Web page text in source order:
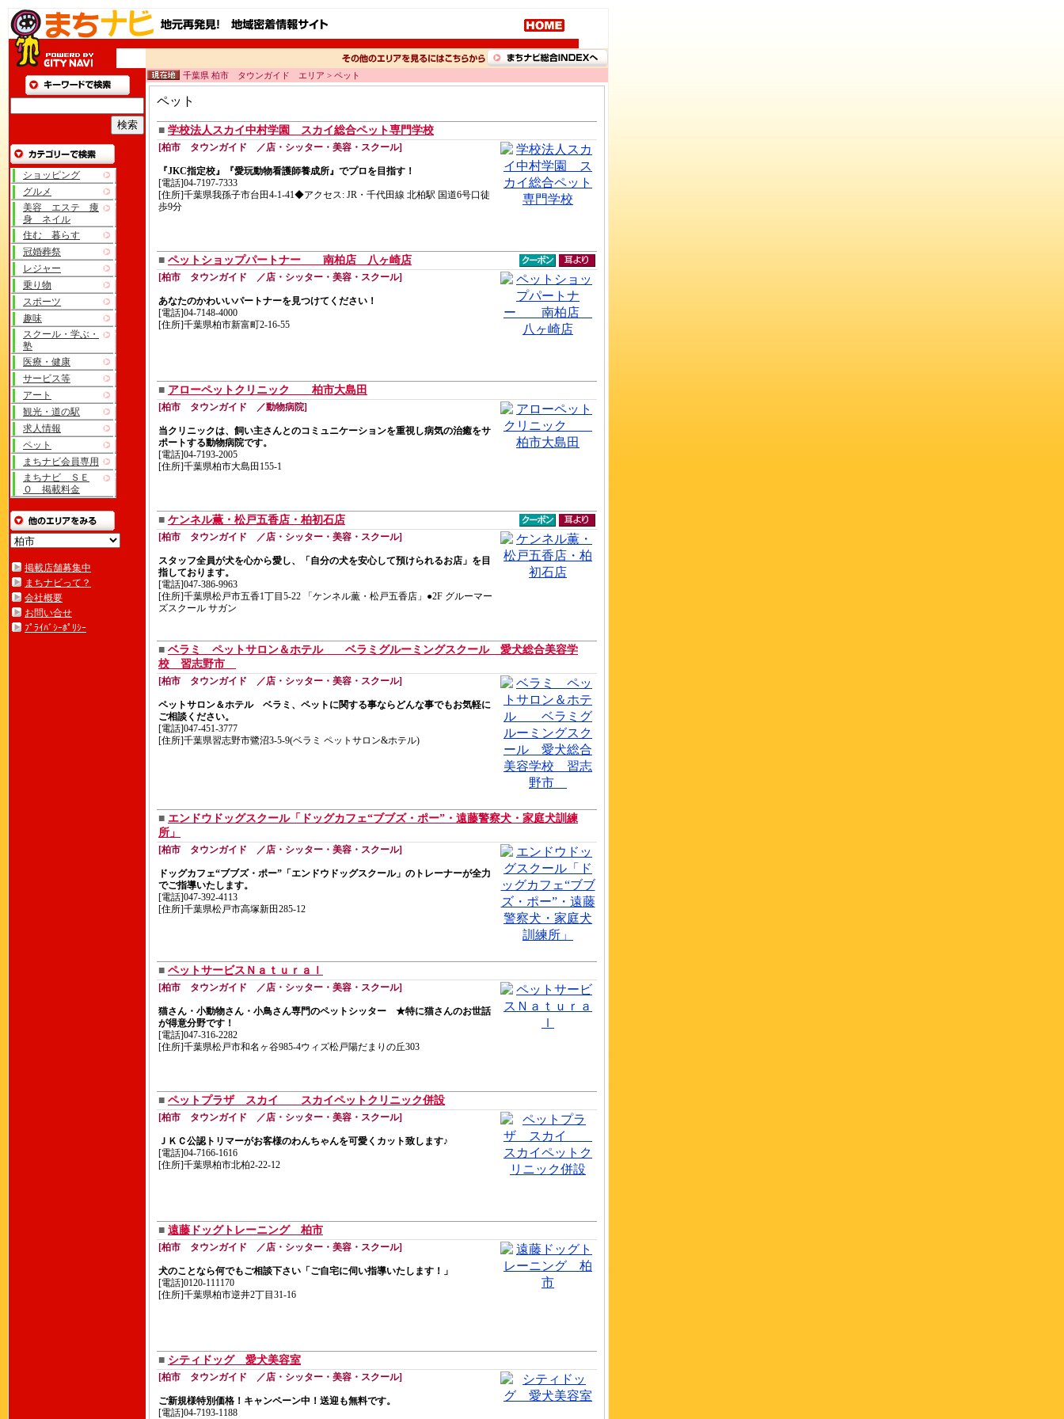
ショッピング
グルメ
美容 エステ 痩
身 ネイル
住む 暮らす
冠婚葬祭
レジャー
乗り物
スポーツ
趣味
スクール・学ぶ・
塾
医療・健康
サービス等
アート
観光・道の駅
求人情報
ペット
まちナビ会員専用
まちナビ ＳＥ
Ｏ 掲載料金
掲載店舗募集中
まちナビって？
会社概要
お問い合せ
ﾌﾟﾗｲﾊﾞｼｰﾎﾟﾘｼｰ
千葉県 柏市 タウンガイド エリア > ペット
ペット
■ 学校法人スカイ中村学園 スカイ総合ペット専門学校
[柏市 タウンガイド ／店・シッター・美容・スクール]
『JKC指定校』『愛玩動物看護師養成所』でプロを目指す！
[電話]04-7197-7333
[住所]千葉県我孫子市台田4-1-41◆アクセス: JR・千代田線 北柏駅 国道6号口徒
歩9分
■ ペットショップパートナー 南柏店 八ヶ崎店
[柏市 タウンガイド ／店・シッター・美容・スクール]
あなたのかわいいパートナーを見つけてください！
[電話]04-7148-4000
[住所]千葉県柏市新富町2-16-55
■ アローペットクリニック 柏市大島田
[柏市 タウンガイド ／動物病院]
当クリニックは、飼い主さんとのコミュニケーションを重視し病気の治癒をサ
ポートする動物病院です。
[電話]04-7193-2005
[住所]千葉県柏市大島田155-1
■ ケンネル薫・松戸五香店・柏初石店
[柏市 タウンガイド ／店・シッター・美容・スクール]
スタッフ全員が犬を心から愛し、「自分の犬を安心して預けられるお店」を目
指しております。
[電話]047-386-9963
[住所]千葉県松戸市五香1丁目5-22 「ケンネル薫・松戸五香店」●2F グルーマー
ズスクール サガン
■ ベラミ ペットサロン＆ホテル ベラミグルーミングスクール 愛犬総合美容学
校 習志野市
[柏市 タウンガイド ／店・シッター・美容・スクール]
ペットサロン＆ホテル ベラミ、ペットに関する事ならどんな事でもお気軽に
ご相談ください。
[電話]047-451-3777
[住所]千葉県習志野市鷺沼3-5-9(ベラミ ペットサロン&ホテル)
■ エンドウドッグスクール「ドッグカフェ“ブブズ・ポー”・遠藤警察犬・家庭犬訓練
所」
[柏市 タウンガイド ／店・シッター・美容・スクール]
ドッグカフェ“ブブズ・ポー”「エンドウドッグスクール」のトレーナーが全力
でご指導いたします。
[電話]047-392-4113
[住所]千葉県松戸市高塚新田285-12
■ ペットサービスＮａｔｕｒａｌ
[柏市 タウンガイド ／店・シッター・美容・スクール]
猫さん・小動物さん・小鳥さん専門のペットシッター ★特に猫さんのお世話
が得意分野です！
[電話]047-316-2282
[住所]千葉県松戸市和名ヶ谷985-4ウィズ松戸陽だまりの丘303
■ ペットプラザ スカイ スカイペットクリニック併設
[柏市 タウンガイド ／店・シッター・美容・スクール]
ＪＫＣ公認トリマーがお客様のわんちゃんを可愛くカット致します♪
[電話]04-7166-1616
[住所]千葉県柏市北柏2-22-12
■ 遠藤ドッグトレーニング 柏市
[柏市 タウンガイド ／店・シッター・美容・スクール]
犬のことなら何でもご相談下さい「ご自宅に伺い指導いたします！」
[電話]0120-111170
[住所]千葉県柏市逆井2丁目31-16
■ シティドッグ 愛犬美容室
[柏市 タウンガイド ／店・シッター・美容・スクール]
ご新規様特別価格！キャンペーン中！送迎も無料です。
[電話]04-7193-1188